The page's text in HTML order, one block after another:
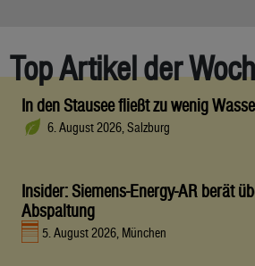
Top Artikel der
In den Stausee fließt zu wenig
6. August 2026, Salzburg
Insider: Siemens-Energy-AR berät
Abspaltung
5. August 2026, München